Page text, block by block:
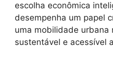
escolha econômica
desempenha um papel
uma mobilidade urbana
sustentável e acessível